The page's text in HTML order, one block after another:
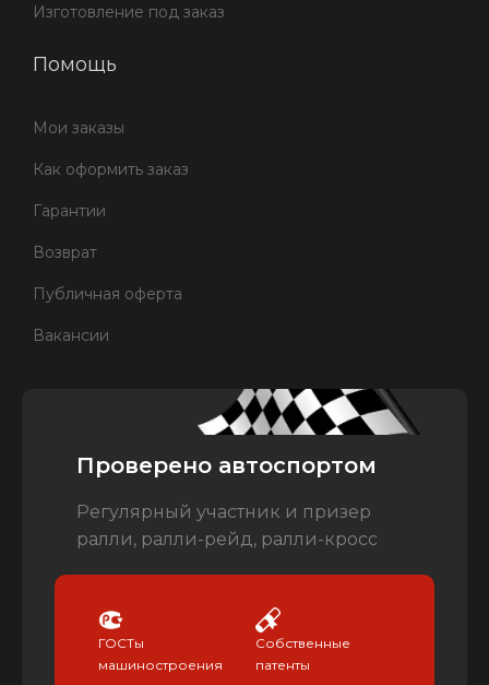
Изготовление под заказ
Помощь
Мои заказы
Как оформить заказ
Гарантии
Возврат
Публичная оферта
Вакансии
Проверено автоспортом
Регулярный участник и призер
ралли, ралли-рейд, ралли-кросс
ГОСТы
машиностроения
Собственные
патенты